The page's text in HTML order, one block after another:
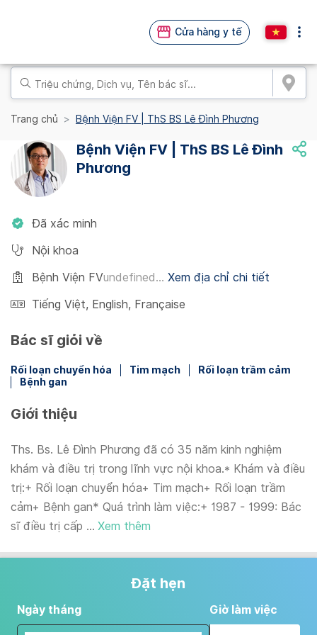
Cửa hàng y tế
Trang chủ Bệnh Viện FV | ThS BS Lê Đình Phương
Bệnh Viện FV | ThS BS Lê Đình
Phương
Đã xác minh
Nội khoa
Bệnh Viện FVundefined... Xem địa chỉ chi tiết
Tiếng Việt, English, Française
Bác sĩ giỏi về
Rối loạn chuyển hóa Tim mạch
Rối loạn trầm cảm
Bệnh gan
Giới thiệu
Ths. Bs. Lê Đình Phương đã có 35 năm kinh nghiệm
khám và điều trị trong lĩnh vực nội khoa.* Khám và điều
trị:+ Rối loạn chuyển hóa+ Tim mạch+ Rối loạn trầm
cảm+ Bệnh gan* Quá trình làm việc:+ 1987 - 1999: Bác
sĩ điều trị cấp ... Xem thêm
Đặt hẹn
Ngày tháng Giờ làm việc